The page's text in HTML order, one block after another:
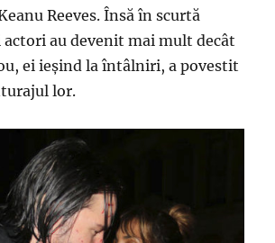
Reeves. Însă în scurtă
actori au devenit mai mult decât
ei ieșind la întâlniri, a povestit
lor.